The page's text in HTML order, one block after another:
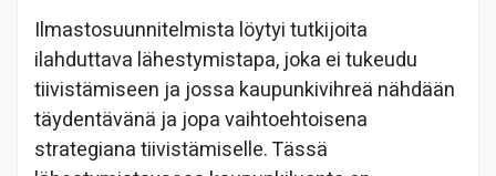
Ilmastosuunnitelmista löytyi tutkijoita
ilahduttava lähestymistapa, joka ei tukeudu
tiivistämiseen ja jossa kaupunkivihreä nähdään
täydentävänä ja jopa vaihtoehtoisena
strategiana tiivistämiselle. Tässä